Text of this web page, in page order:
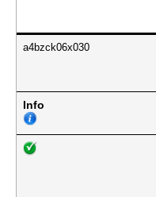
a4bzck06x030
Info